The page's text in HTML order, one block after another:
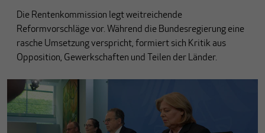
Die Rentenkommission legt weitreichende
Reformvorschläge vor. Während die Bundesregierung eine
rasche Umsetzung verspricht, formiert sich Kritik aus
Opposition, Gewerkschaften und Teilen der Länder.